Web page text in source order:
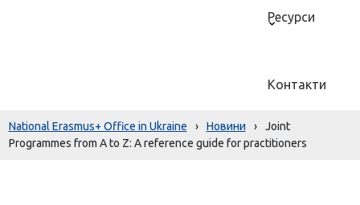
Ресурси
Контакти
National Erasmus+ Office in Ukraine › Новини ›
Joint
Programmes from A to Z: A reference guide for practitioners